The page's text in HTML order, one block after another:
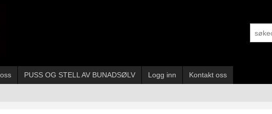
PUSS OG STELL AV BUNADSØLV Logg inn Kontakt oss